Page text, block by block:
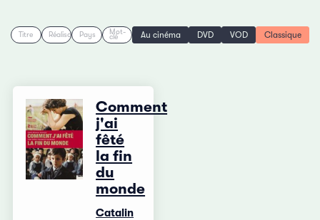
Titre RéalisationPays Mot-
clé Au cinéma DVD VOD Classique
Comment
j'ai
fêté
la fin
du
monde
Catalin